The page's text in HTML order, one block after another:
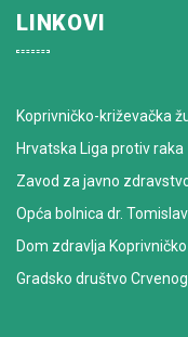
LINKOVI
Koprivničko-križevačka
Hrvatska Liga protiv raka
Zavod za javno
Opća bolnica dr.
Dom zdravlja
Gradsko društvo